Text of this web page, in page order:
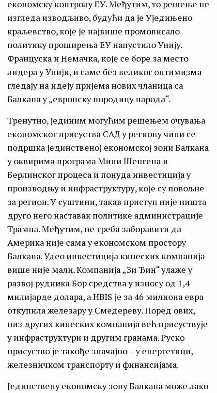
економску контролу ЕУ. Међутим, то решење не
изгледа изводљиво, будући да је Уједињено
краљевство, које је највише промовисало
политику проширења ЕУ напустило Унију.
Француска и Немачка, које се боре за место
лидера у Унији, и саме без великог оптимизма
гледају на идеју пријема нових чланица са
Балкана у „европску породицу народа“.
Тренутно, јединим могућим решењем очувања
економског присуства САД у региону чини се
подршка јединственој економској зони Балкана
у оквирима програма Мини Шенгена и
Берлинског процеса и понуда инвестиција у
производњу и инфраструктуру, које су повољне
за регион. У суштини, такав приступ није ништа
друго него наставак политике администрације
Трампа. Међутим, не треба заборавити да
Америка није сама у економском простору
Балкана. Удео инвестиција кинеских компанија
више није мали. Компанија „Зи Ђин“ улаже у
развој рудника Бор средства у износу од 1,4
милијарде долара, а HBIS је за 46 милиона евра
откупила железару у Смедереву. Поред ових,
низ других кинеских компанија већ присуствује
у инфраструктури и другим гранама. Руско
присуство је такође значајно – у енергетици,
железничком транспорту и финансијама.
Јединствену економску зону Балкана може лако